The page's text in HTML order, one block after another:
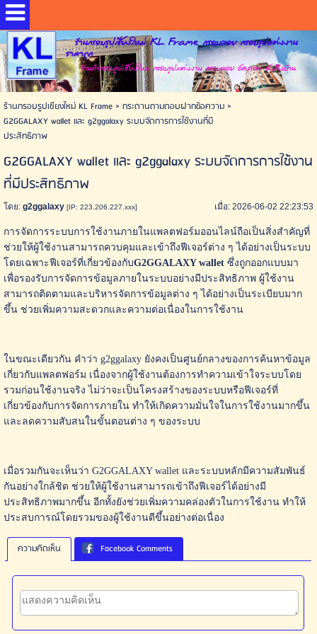
ร้านกรอบรูปเชียงใหม่ KL Frame กรอบลอย กรอบรูปแต่งงาน
ราคาถูก
ร้านทำกรอบรูปเชียงใหม่ กรอบรูปแต่งงาน กรอบลอย อัดภาพ ส่งถึงบ้าน
ร้านกรอบรูปเชียงใหม่ KL Frame> กระดานถามตอบฝากข้อความ>
G2GGALAXY wallet และ g2ggalaxy ระบบจัดการการใช้งานที่มี
ประสิทธิภาพ
G2GGALAXY wallet และ g2ggalaxy ระบบจัดการการใช้งาน
ที่มีประสิทธิภาพ
โดย:g2ggalaxy [IP: 223.206.227.xxx] เมื่อ: 2026-06-02 22:23:53
การจัดการระบบการใช้งานภายในแพลตฟอร์มออนไลน์ถือเป็นสิ่งสำคัญที่
ช่วยให้ผู้ใช้งานสามารถควบคุมและเข้าถึงฟีเจอร์ต่าง ๆ ได้อย่างเป็นระบบ
โดยเฉพาะฟีเจอร์ที่เกี่ยวข้องกับG2GGALAXY walletซึ่งถูกออกแบบมา
เพื่อรองรับการจัดการข้อมูลภายในระบบอย่างมีประสิทธิภาพ ผู้ใช้งาน
สามารถติดตามและบริหารจัดการข้อมูลต่าง ๆ ได้อย่างเป็นระเบียบมาก
ขึ้น ช่วยเพิ่มความสะดวกและความต่อเนื่องในการใช้งาน
ในขณะเดียวกัน คำว่า g2ggalaxy ยังคงเป็นศูนย์กลางของการค้นหาข้อมูล
เกี่ยวกับแพลตฟอร์ม เนื่องจากผู้ใช้งานต้องการทำความเข้าใจระบบโดย
รวมก่อนใช้งานจริง ไม่ว่าจะเป็นโครงสร้างของระบบหรือฟีเจอร์ที่
เกี่ยวข้องกับการจัดการภายใน ทำให้เกิดความมั่นใจในการใช้งานมากขึ้น
และลดความสับสนในขั้นตอนต่าง ๆ ของระบบ
เมื่อรวมกันจะเห็นว่า G2GGALAXY wallet และระบบหลักมีความสัมพันธ์
กันอย่างใกล้ชิด ช่วยให้ผู้ใช้งานสามารถเข้าถึงฟีเจอร์ได้อย่างมี
ประสิทธิภาพมากขึ้น อีกทั้งยังช่วยเพิ่มความคล่องตัวในการใช้งาน ทำให้
ประสบการณ์โดยรวมของผู้ใช้งานดีขึ้นอย่างต่อเนื่อง
ความคิดเห็น Facebook Comments